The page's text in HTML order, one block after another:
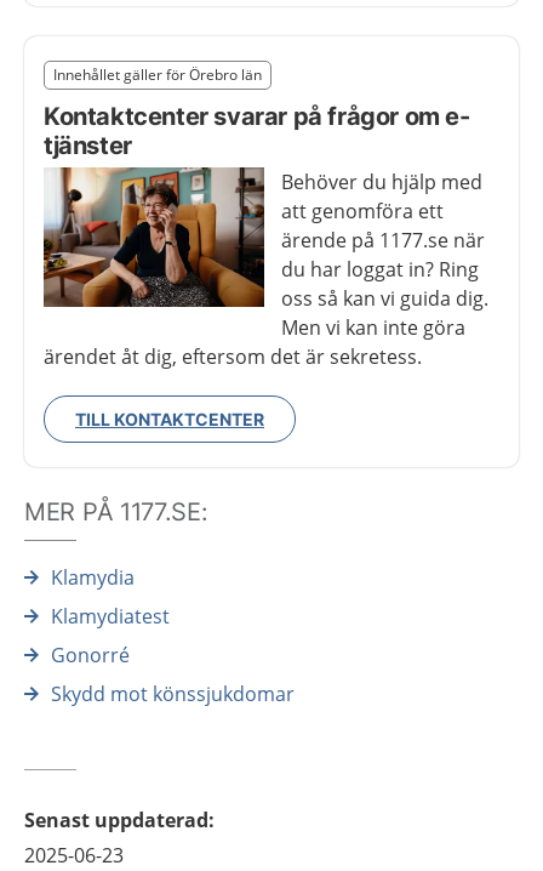
Nedan innehåll gäller region Örebro län
Innehållet gäller för Örebro län
Kontaktcenter svarar på frågor om e-
tjänster
Behöver du hjälp med
att genomföra ett
ärende på 1177.se när
du har loggat in? Ring
oss så kan vi guida dig.
Men vi kan inte göra
ärendet åt dig, eftersom det är sekretess.
TILL KONTAKTCENTER
Slut på det regionala tillägget från region Örebro län
MER PÅ 1177.SE:
Klamydia
Klamydiatest
Gonorré
Skydd mot könssjukdomar
Senast uppdaterad:
2025-06-23